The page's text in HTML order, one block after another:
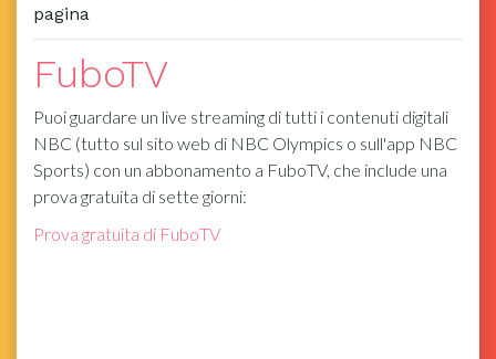
pagina
FuboTV
Puoi guardare un live streaming di tutti i contenuti digitali
NBC (tutto sul sito web di NBC Olympics o sull'app NBC
Sports) con un abbonamento a FuboTV, che include una
prova gratuita di sette giorni:
Prova gratuita di FuboTV